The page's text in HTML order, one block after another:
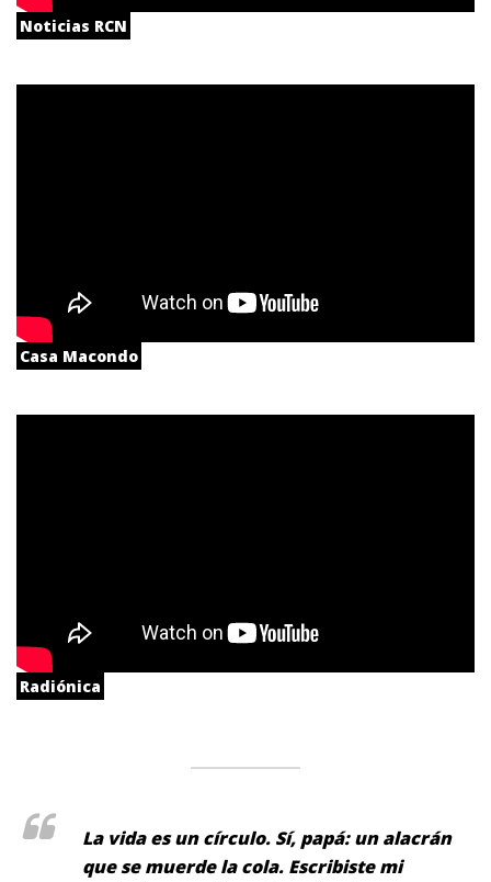
Noticias RCN
Casa Macondo
Radiónica
La vida es un círculo. Sí, papá: un alacrán
que se muerde la cola. Escribiste mi